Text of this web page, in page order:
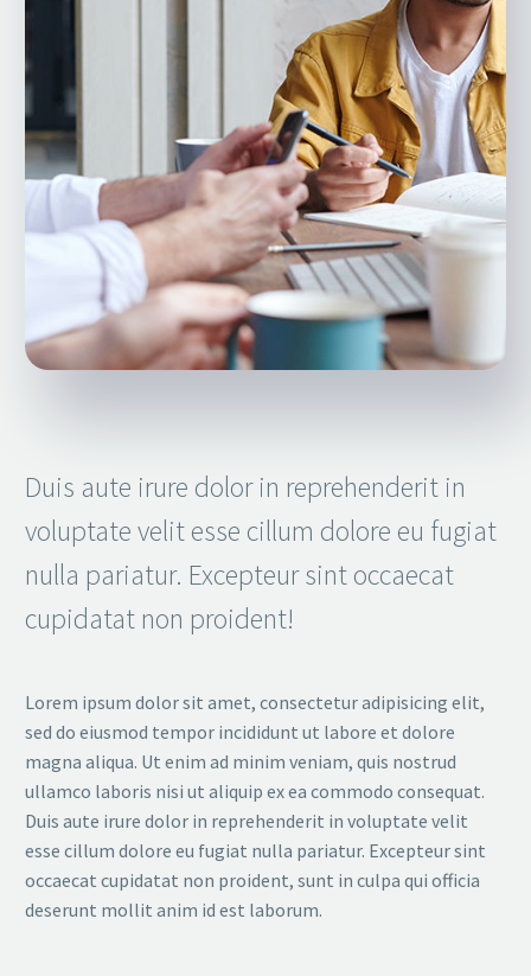
Duis aute irure dolor in reprehenderit in
voluptate velit esse cillum dolore eu fugiat
nulla pariatur. Excepteur sint occaecat
cupidatat non proident!
Lorem ipsum dolor sit amet, consectetur adipisicing elit,
sed do eiusmod tempor incididunt ut labore et dolore
magna aliqua. Ut enim ad minim veniam, quis nostrud
ullamco laboris nisi ut aliquip ex ea commodo consequat.
Duis aute irure dolor in reprehenderit in voluptate velit
esse cillum dolore eu fugiat nulla pariatur. Excepteur sint
occaecat cupidatat non proident, sunt in culpa qui officia
deserunt mollit anim id est laborum.